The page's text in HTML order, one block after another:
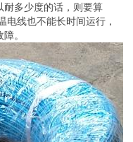
耐多少度的话，则要算
线也不能长时间运行，
。